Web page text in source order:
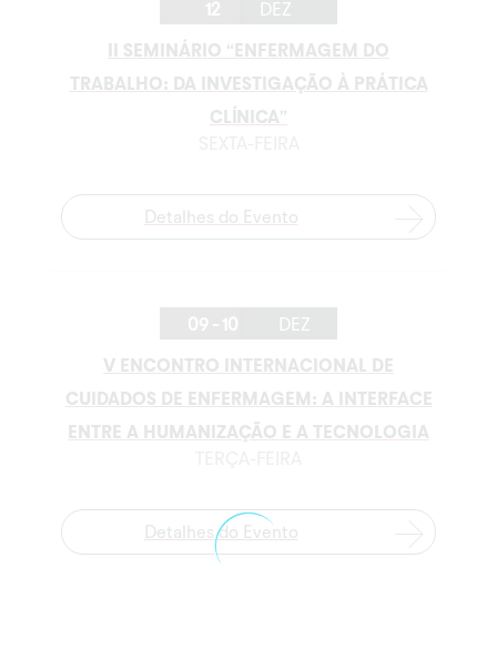
DEZ
II SEMINÁRIO “ENFERMAGEM DO
TRABALHO: DA INVESTIGAÇÃO À PRÁTICA
CLÍNICA”
Detalhes do Evento
DEZ
V ENCONTRO INTERNACIONAL DE
CUIDADOS DE ENFERMAGEM: A INTERFACE
ENTRE A HUMANIZAÇÃO E A TECNOLOGIA
Detalhes do Evento